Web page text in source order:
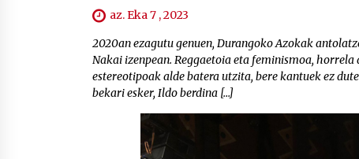
az. Eka 7 , 2023
2020an ezagutu genuen, Durangoko Azokak
Nakai izenpean. Reggaetoia eta feminismoa,
estereotipoak alde batera utzita, bere kantuek ez
bekari esker, Ildo berdina […]